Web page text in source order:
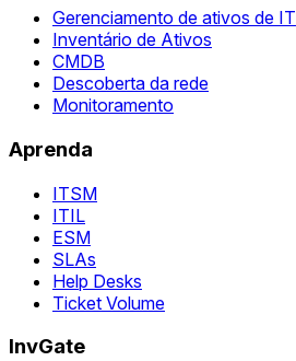
Gerenciamento de ativos de IT
Inventário de Ativos
CMDB
Descoberta da rede
Monitoramento
Aprenda
ITSM
ITIL
ESM
SLAs
Help Desks
Ticket Volume
InvGate